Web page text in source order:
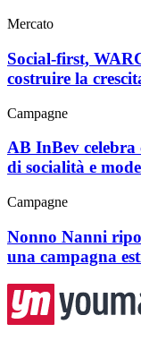
Mercato
Social-first,
costruire la
Campagne
AB InBev
di socialità e
Campagne
Nonno Nanni
una campagna